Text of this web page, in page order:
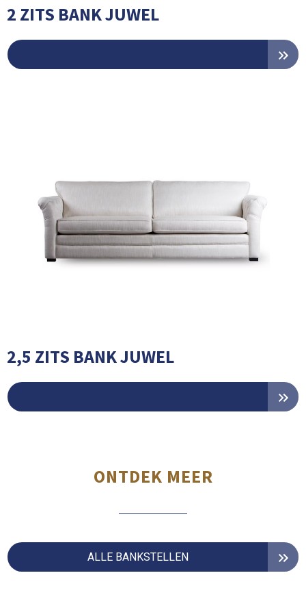
2 ZITS BANK JUWEL
2,5 ZITS BANK JUWEL
ONTDEK MEER
ALLE BANKSTELLEN